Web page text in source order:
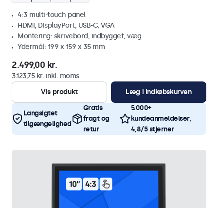
4:3 multi-touch panel
HDMI, DisplayPort, USB-C, VGA
Montering: skrivebord, indbygget, væg
Ydermål: 199 x 159 x 35 mm
2.499,00 kr.
3.123,75 kr. inkl. moms
Vis produkt
Læg i indkøbskurven
Langsigtet
tilgængelighed
Gratis
fragt og
retur
5.000+
kundeanmeldelser,
4,8/5 stjerner